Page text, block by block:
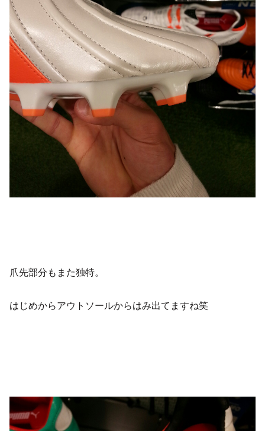
爪先部分もまた独特。
はじめからアウトソールからはみ出てますね笑